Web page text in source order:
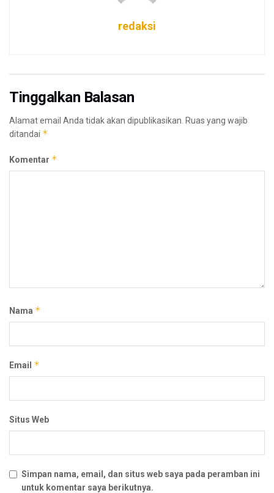
redaksi
Tinggalkan Balasan
Alamat email Anda tidak akan dipublikasikan. Ruas yang wajib
ditandai *
Komentar *
Nama *
Email *
Situs Web
Simpan nama, email, dan situs web saya pada peramban ini
untuk komentar saya berikutnya.